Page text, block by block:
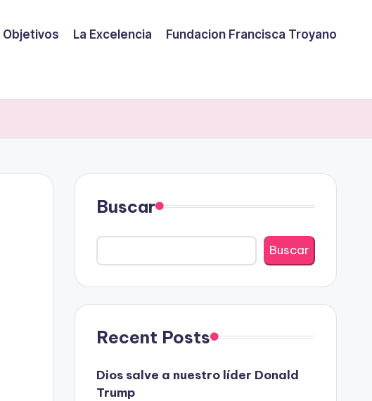
Objetivos La Excelencia Fundacion Francisca Troyano
Buscar
Buscar
Recent Posts
Dios salve a nuestro líder Donald
Trump